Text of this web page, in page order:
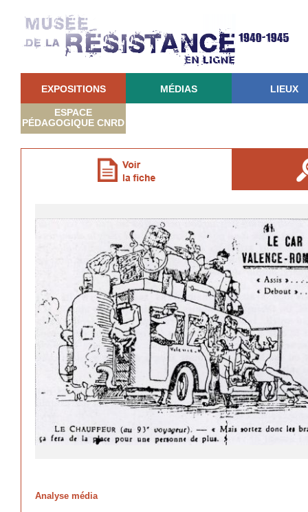
EXPOSITIONS MÉDIAS LIEUX
ESPACE
PÉDAGOGIQUE CNRD
Analyse média